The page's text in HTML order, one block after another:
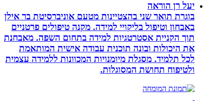
יעל רן הוראה
בוגרת תואר שני בהצטיינות מטעם אוניברסיטת בר אילן
באבחון וטיפול בליקויי למידה. מקנה טיפולים פרטניים
תוך הקניית אסטרטגיות למידה בתחום השפה. מאבחנת
את היכולות ובונה תוכנית עבודה אישית המותאמת
לכל תלמיד. מסגלת מיומנויות המכוונות ללמידה עצמית
ולטיפוח תחושת המסוגלות.